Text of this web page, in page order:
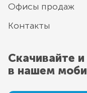
Офисы продаж
Контакты
Скачивайте
в нашем